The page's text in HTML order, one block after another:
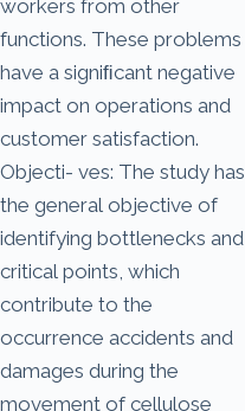
workers from other
functions. These problems
have a signiﬁcant negative
impact on operations and
customer satisfaction.
Objecti- ves: The study has
the general objective of
identifying bottlenecks and
critical points, which
contribute to the
occurrence accidents and
damages during the
movement of cellulose